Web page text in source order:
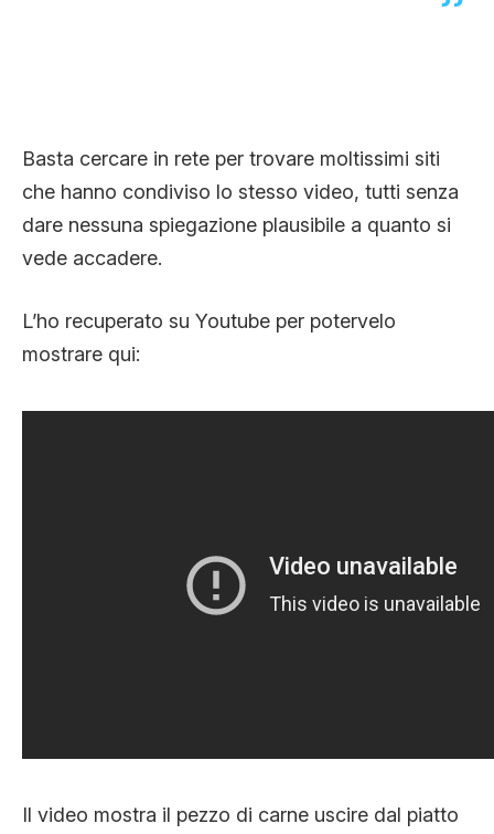
Basta cercare in rete per trovare moltissimi siti
che hanno condiviso lo stesso video, tutti senza
dare nessuna spiegazione plausibile a quanto si
vede accadere.
L’ho recuperato su Youtube per potervelo
mostrare qui:
Il video mostra il pezzo di carne uscire dal piatto